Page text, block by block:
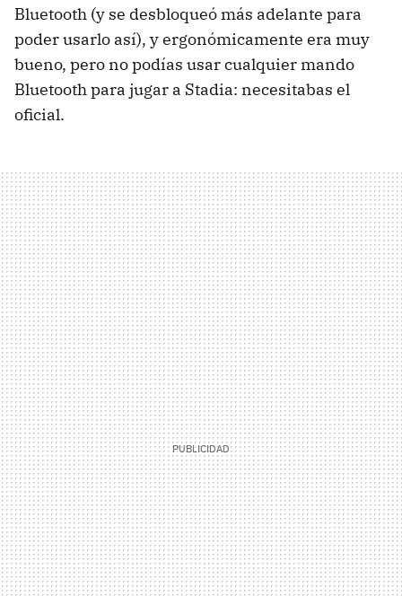
Bluetooth (y se desbloqueó más adelante para
poder usarlo así), y ergonómicamente era muy
bueno, pero no podías usar cualquier mando
Bluetooth para jugar a Stadia: necesitabas el
oficial.